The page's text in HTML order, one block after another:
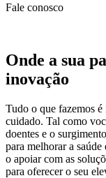
Fale conosco
Onde a sua
inovação
Tudo o que fazemos
cuidado. Tal como
doentes e o
para melhorar a saúde
o apoiar com as
para oferecer o seu